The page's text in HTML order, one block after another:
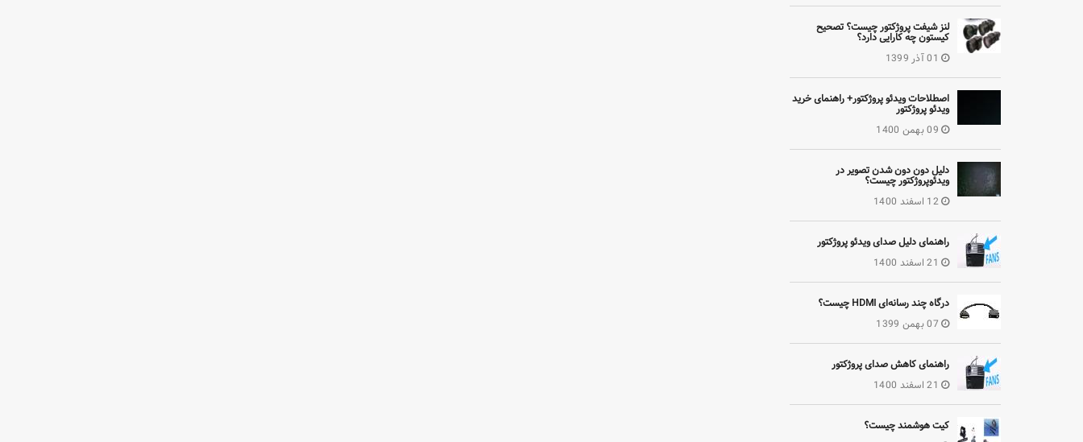
لنز شیفت پروژکتور چیست؟ تصحیح
کیستون چه کارایی دارد؟
01 آذر 1399
اصطلاحات ویدئو پروژکتور+ راهنمای خرید
ویدئو پروژکتور
09 بهمن 1400
دلیل دون دون شدن تصویر در
ویدئوپروژکتور چیست؟
12 اسفند 1400
راهنمای دلیل صدای ویدئو پروژکتور
21 اسفند 1400
درگاه چند رسانه‌ای HDMI چیست؟
07 بهمن 1399
راهنمای کاهش صدای پروژکتور
21 اسفند 1400
کیت هوشمند چیست؟